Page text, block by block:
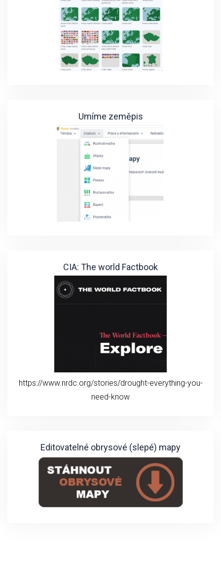
Umíme zeměpis
CIA: The world Factbook
https://www.nrdc.org/stories/drought-everything-you-
need-know
Editovatelné obrysové (slepé) mapy